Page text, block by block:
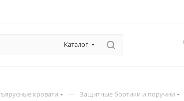
Каталог
кровати — Защитные бортики и поручни